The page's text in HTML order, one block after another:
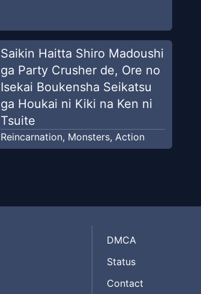
Saikin Haitta Shiro Madoushi
ga Party Crusher de, Ore no
Isekai Boukensha Seikatsu
ga Houkai ni Kiki na Ken ni
Tsuite
Reincarnation, Monsters, Action
DMCA
Status
Contact